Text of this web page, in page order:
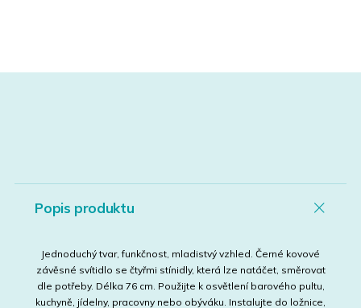
Popis produktu
Jednoduchý tvar, funkčnost, mladistvý vzhled. Černé kovové
závěsné svítidlo se čtyřmi stínidly, která lze natáčet, směrovat
dle potřeby. Délka 76 cm. Použijte k osvětlení barového pultu,
kuchyně, jídelny, pracovny nebo obýváku. Instalujte do ložnice,